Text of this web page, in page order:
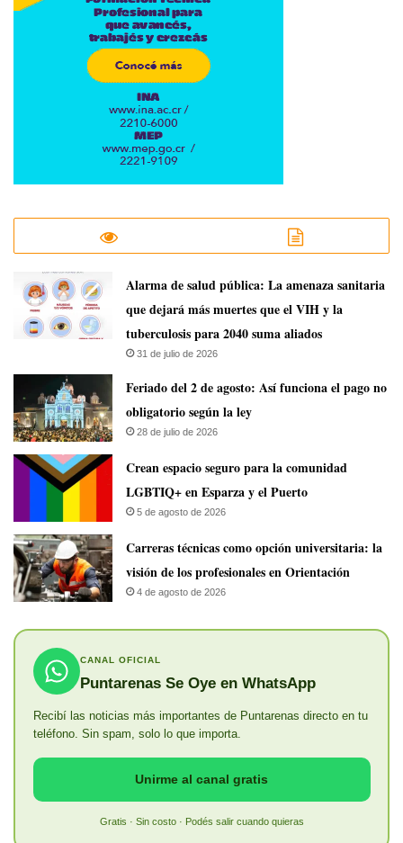
​Alarma de salud pública: La amenaza sanitaria
que dejará más muertes que el VIH y la
tuberculosis para 2040 suma aliados
31 de julio de 2026
Feriado del 2 de agosto: Así funciona el pago no
obligatorio según la ley
28 de julio de 2026
Crean espacio seguro para la comunidad
LGBTIQ+ en Esparza y el Puerto
5 de agosto de 2026
Carreras técnicas como opción universitaria: la
visión de los profesionales en Orientación
4 de agosto de 2026
CANAL OFICIAL
Puntarenas Se Oye en WhatsApp
Recibí las noticias más importantes de Puntarenas directo en tu
teléfono. Sin spam, solo lo que importa.
Unirme al canal gratis
Gratis · Sin costo · Podés salir cuando quieras